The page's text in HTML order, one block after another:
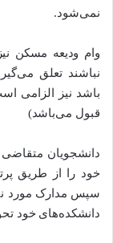
نمی‌شود.
وام ودیعه مسکن
نباشند تعلق
باشد نیز الزامی
قبول می‌باشد)
دانشجویان متقاضی
سپس مدارک مورد
دانشکده‌های خود